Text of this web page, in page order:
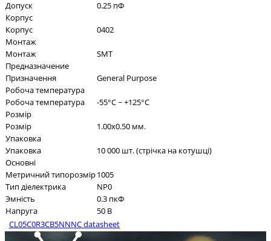
Допуск
0.25 пФ
Корпус
Корпус
0402
Монтаж
Монтаж
SMT
Предназначение
Призначення
General Purpose
Робоча температура
Робоча температура
-55°C ~ +125°C
Розмір
Розмір
1.00x0.50 мм.
Упаковка
Упаковка
10 000 шт. (стрічка на котушці)
Основні
Метричний типорозмір1005
Тип діелектрика
NP0
Эмність
0.3 пкФ
Напруга
50 В
CL05C0R3CB5NNNC datasheet